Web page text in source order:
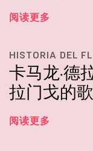
阅读更多
HISTORIA DEL
卡马龙·德
拉门戈的
阅读更多